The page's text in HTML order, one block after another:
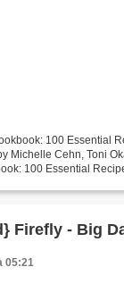
100 Essential
Michelle Cehn, Toni
100 Essential
Firefly - Big
05:21